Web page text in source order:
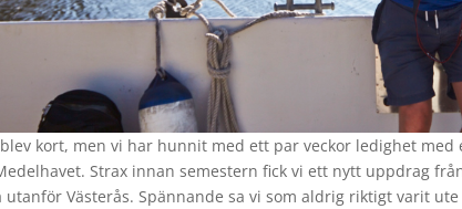
kort, men vi har hunnit med ett par veckor ledighet
Strax innan semestern fick vi ett nytt uppdrag
utanför Västerås. Spännande sa vi som aldrig riktigt varit